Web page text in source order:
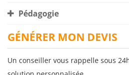
Pédagogie
GÉNÉRER MON DEVIS
Un conseiller vous rappelle sous